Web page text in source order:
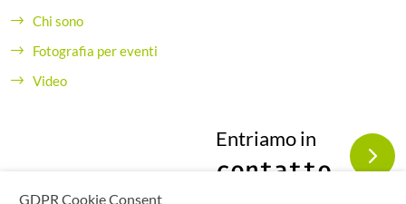
Chi sono
Fotografia per eventi
Video
Entriamo in
contatto
GDPR Cookie Consent